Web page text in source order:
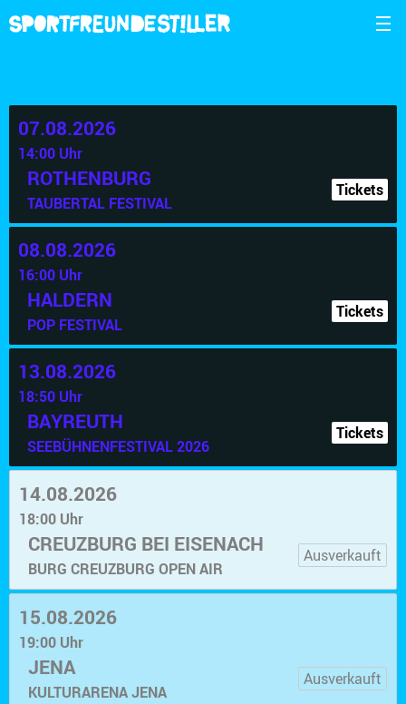
07.08.2026
14:00 Uhr
ROTHENBURG
TAUBERTAL FESTIVAL
Tickets
08.08.2026
16:00 Uhr
HALDERN
POP FESTIVAL
Tickets
13.08.2026
18:50 Uhr
BAYREUTH
SEEBÜHNENFESTIVAL 2026
Tickets
14.08.2026
18:00 Uhr
CREUZBURG BEI EISENACH
BURG CREUZBURG OPEN AIR
Ausverkauft
15.08.2026
19:00 Uhr
JENA
KULTURARENA JENA
Ausverkauft